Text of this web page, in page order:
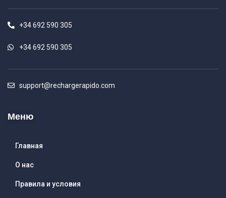
+34 692 590 305
+34 692 590 305
support@rechargerapido.com
Меню
Главная
О нас
Правила и условия